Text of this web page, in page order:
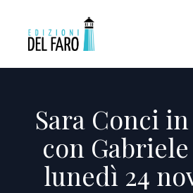
Sara Conci
con
lunedì 24